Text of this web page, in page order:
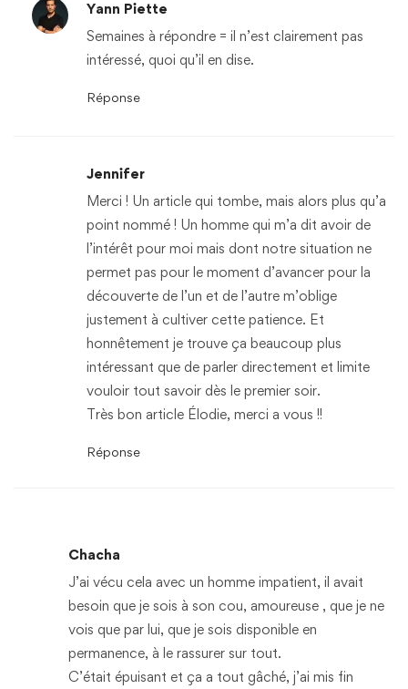
Yann Piette
Semaines à répondre = il n’est clairement pas
intéressé, quoi qu’il en dise.
Réponse
Jennifer
Merci ! Un article qui tombe, mais alors plus qu’a
point nommé ! Un homme qui m’a dit avoir de
l’intérêt pour moi mais dont notre situation ne
permet pas pour le moment d’avancer pour la
découverte de l’un et de l’autre m’oblige
justement à cultiver cette patience. Et
honnêtement je trouve ça beaucoup plus
intéressant que de parler directement et limite
vouloir tout savoir dès le premier soir.
Très bon article Élodie, merci a vous !!
Réponse
Chacha
J’ai vécu cela avec un homme impatient, il avait
besoin que je sois à son cou, amoureuse , que je ne
vois que par lui, que je sois disponible en
permanence, à le rassurer sur tout.
C’était épuisant et ça a tout gâché, j’ai mis fin